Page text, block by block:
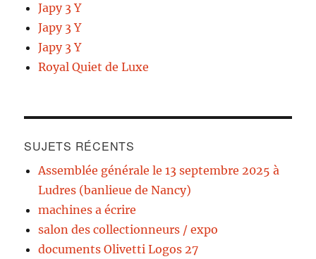
Japy 3 Y
Japy 3 Y
Japy 3 Y
Royal Quiet de Luxe
SUJETS RÉCENTS
Assemblée générale le 13 septembre 2025 à
Ludres (banlieue de Nancy)
machines a écrire
salon des collectionneurs / expo
documents Olivetti Logos 27